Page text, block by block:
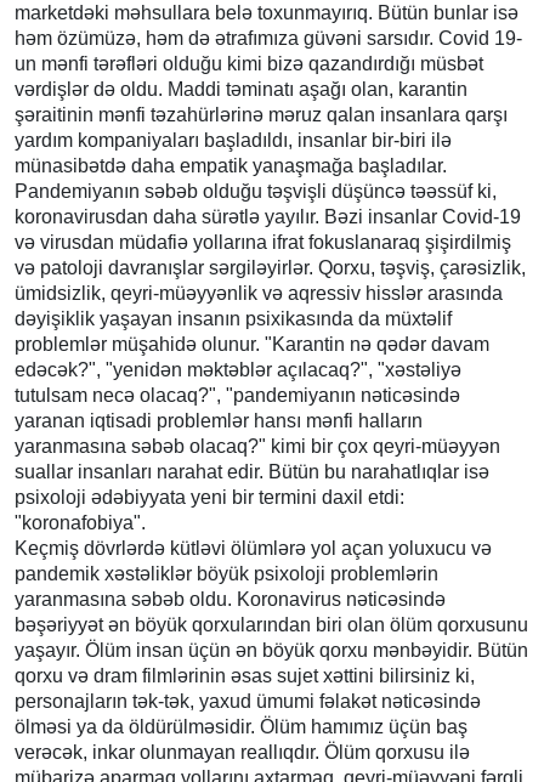
marketdəki məhsullara belə toxunmayırıq. Bütün bunlar isə
həm özümüzə, həm də ətrafımıza güvəni sarsıdır. Covid 19-
un mənfi tərəfləri olduğu kimi bizə qazandırdığı müsbət
vərdişlər də oldu. Maddi təminatı aşağı olan, karantin
şəraitinin mənfi təzahürlərinə məruz qalan insanlara qarşı
yardım kompaniyaları başladıldı, insanlar bir-biri ilə
münasibətdə daha empatik yanaşmağa başladılar.
Pandemiyanın səbəb olduğu təşvişli düşüncə təəssüf ki,
koronavirusdan daha sürətlə yayılır. Bəzi insanlar Covid-19
və virusdan müdafiə yollarına ifrat fokuslanaraq şişirdilmiş
və patoloji davranışlar sərgiləyirlər. Qorxu, təşviş, çarəsizlik,
ümidsizlik, qeyri-müəyyənlik və aqressiv hisslər arasında
dəyişiklik yaşayan insanın psixikasında da müxtəlif
problemlər müşahidə olunur. "Karantin nə qədər davam
edəcək?", "yenidən məktəblər açılacaq?", "xəstəliyə
tutulsam necə olacaq?", "pandemiyanın nəticəsində
yaranan iqtisadi problemlər hansı mənfi halların
yaranmasına səbəb olacaq?" kimi bir çox qeyri-müəyyən
suallar insanları narahat edir. Bütün bu narahatlıqlar isə
psixoloji ədəbiyyata yeni bir termini daxil etdi:
"koronafobiya".
Keçmiş dövrlərdə kütləvi ölümlərə yol açan yoluxucu və
pandemik xəstəliklər böyük psixoloji problemlərin
yaranmasına səbəb oldu. Koronavirus nəticəsində
bəşəriyyət ən böyük qorxularından biri olan ölüm qorxusunu
yaşayır. Ölüm insan üçün ən böyük qorxu mənbəyidir. Bütün
qorxu və dram filmlərinin əsas sujet xəttini bilirsiniz ki,
personajların tək-tək, yaxud ümumi fəlakət nəticəsində
ölməsi ya da öldürülməsidir. Ölüm hamımız üçün baş
verəcək, inkar olunmayan reallıqdır. Ölüm qorxusu ilə
mübarizə aparmaq yollarını axtarmaq, qeyri-müəyyəni fərqli